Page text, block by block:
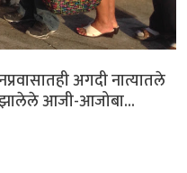
अगदी नात्यातले
आजी-आजोबा...